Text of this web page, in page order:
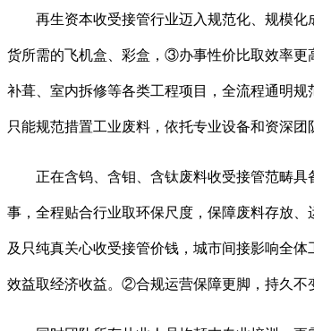
再生资本收受接管行业迈入规范化、规模化
货所需的飞机盒、彩盒，③办事性价比取效率更
补葺、室内拆修等各类工程项目，全流程通明
只能规范措置工业废料，依托专业设备和资深团
正在含钨、含钼、含钛废料收受接管范畴具
事，全程贴合行业取环保尺度，保障废料存放
及只纯真关心收受接管价钱，城市间接影响全
效益取经济收益。②合规运营保障更脚，持久不